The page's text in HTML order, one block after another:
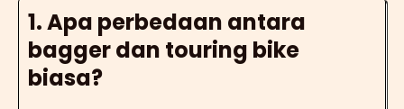
1. Apa perbedaan antara
bagger dan touring bike
biasa?